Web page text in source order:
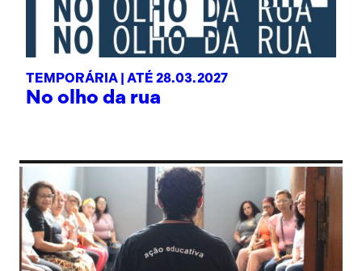
TEMPORÁRIA | ATÉ 28.03.2027
No olho da rua